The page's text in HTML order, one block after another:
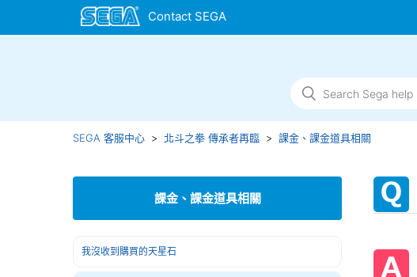
SEGA 客服中心 北斗之拳 傳承者再臨 課金、課金道具相關
課金、課金道具相關
我沒收到購買的天星石